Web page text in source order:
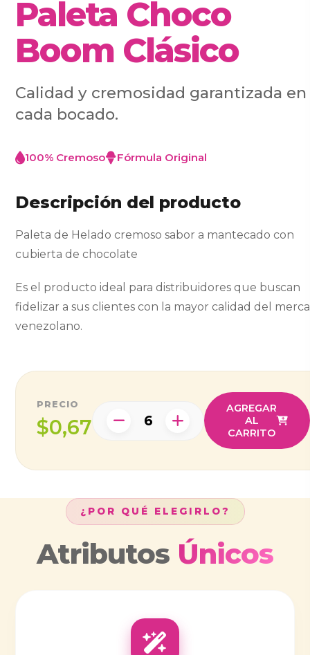
Paleta Choco
Boom Clásico
Calidad y cremosidad garantizada en
cada bocado.
100% Cremoso Fórmula Original
Descripción del producto
Paleta de Helado cremoso sabor a mantecado con
cubierta de chocolate
Es el producto ideal para distribuidores que buscan
fidelizar a sus clientes con la mayor calidad del
venezolano.
PRECIO
$0,67
AGREGAR
AL
CARRITO
¿POR QUÉ ELEGIRLO?
Atributos Únicos